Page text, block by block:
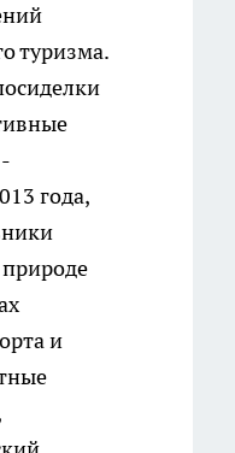
туризма.
года,
и